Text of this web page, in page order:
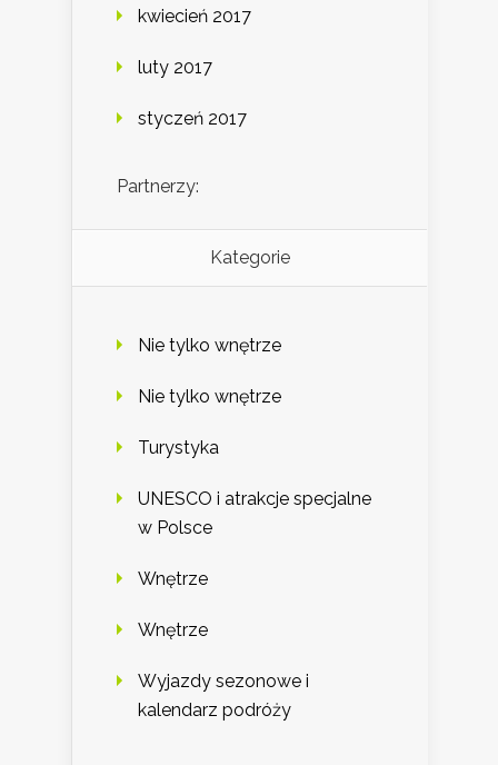
kwiecień 2017
luty 2017
styczeń 2017
Partnerzy:
Kategorie
Nie tylko wnętrze
Nie tylko wnętrze
Turystyka
UNESCO i atrakcje specjalne
w Polsce
Wnętrze
Wnętrze
Wyjazdy sezonowe i
kalendarz podróży